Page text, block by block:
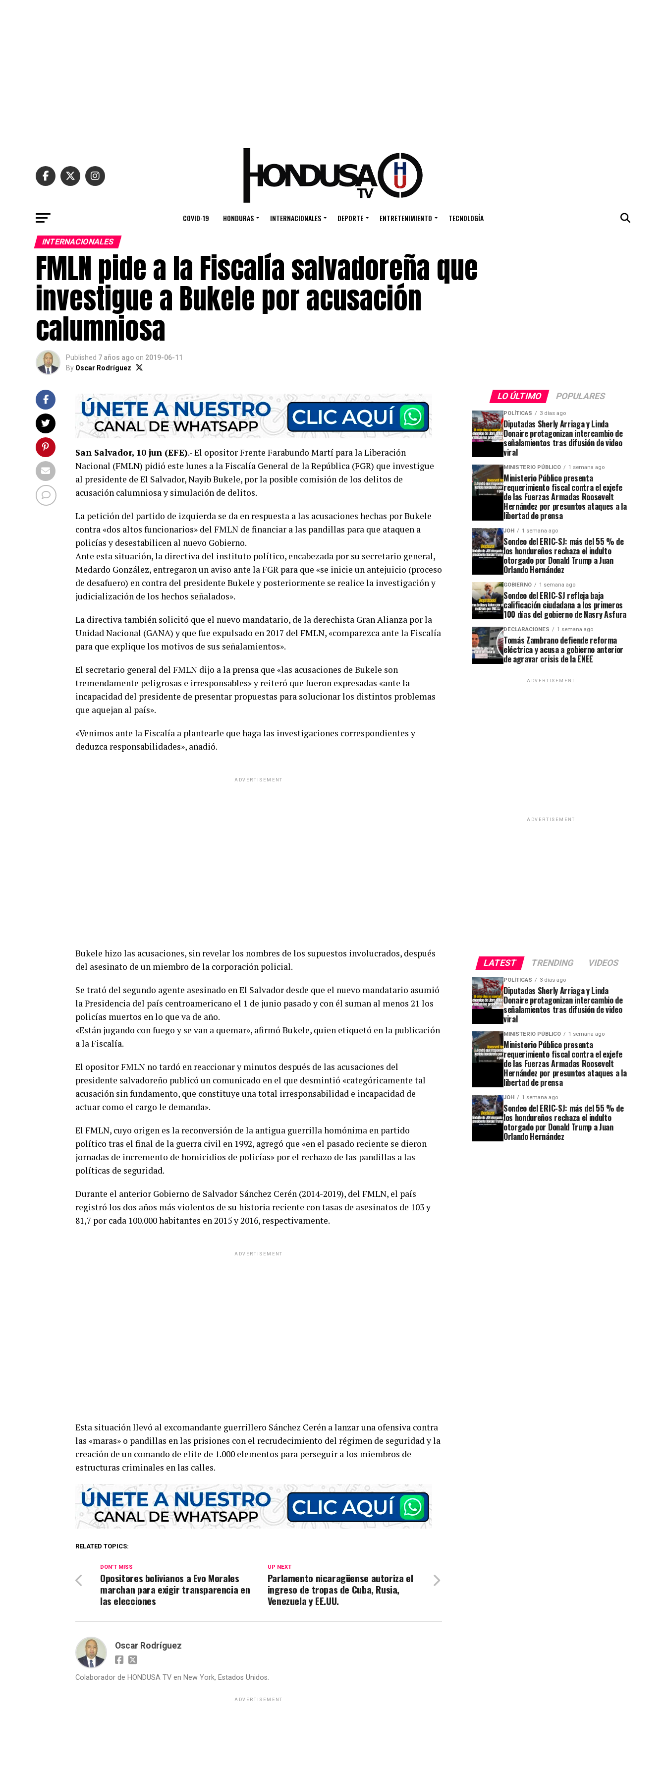
COVID-19 HONDURAS INTERNACIONALES DEPORTE ENTRETENIMIENTO TECNOLOGÍA
INTERNACIONALES
FMLN pide a la Fiscalía salvadoreña que
investigue a Bukele por acusación
calumniosa
Published 7 años ago on 2019-06-11
By Oscar Rodríguez
San Salvador, 10 jun (EFE).- El opositor Frente Farabundo Martí para la Liberación
Nacional (FMLN) pidió este lunes a la Fiscalía General de la República (FGR) que investigue
al presidente de El Salvador, Nayib Bukele, por la posible comisión de los delitos de
acusación calumniosa y simulación de delitos.
La petición del partido de izquierda se da en respuesta a las acusaciones hechas por Bukele
contra «dos altos funcionarios» del FMLN de financiar a las pandillas para que ataquen a
policías y desestabilicen al nuevo Gobierno.
Ante esta situación, la directiva del instituto político, encabezada por su secretario general,
Medardo González, entregaron un aviso ante la FGR para que «se inicie un antejuicio (proceso
de desafuero) en contra del presidente Bukele y posteriormente se realice la investigación y
judicialización de los hechos señalados».
La directiva también solicitó que el nuevo mandatario, de la derechista Gran Alianza por la
Unidad Nacional (GANA) y que fue expulsado en 2017 del FMLN, «comparezca ante la Fiscalía
para que explique los motivos de sus señalamientos».
El secretario general del FMLN dijo a la prensa que «las acusaciones de Bukele son
tremendamente peligrosas e irresponsables» y reiteró que fueron expresadas «ante la
incapacidad del presidente de presentar propuestas para solucionar los distintos problemas
que aquejan al país».
«Venimos ante la Fiscalía a plantearle que haga las investigaciones correspondientes y
deduzca responsabilidades», añadió.
ADVERTISEMENT
Bukele hizo las acusaciones, sin revelar los nombres de los supuestos involucrados, después
del asesinato de un miembro de la corporación policial.
Se trató del segundo agente asesinado en El Salvador desde que el nuevo mandatario asumió
la Presidencia del país centroamericano el 1 de junio pasado y con él suman al menos 21 los
policías muertos en lo que va de año.
«Están jugando con fuego y se van a quemar», afirmó Bukele, quien etiquetó en la publicación
a la Fiscalía.
El opositor FMLN no tardó en reaccionar y minutos después de las acusaciones del
presidente salvadoreño publicó un comunicado en el que desmintió «categóricamente tal
acusación sin fundamento, que constituye una total irresponsabilidad e incapacidad de
actuar como el cargo le demanda».
El FMLN, cuyo origen es la reconversión de la antigua guerrilla homónima en partido
político tras el final de la guerra civil en 1992, agregó que «en el pasado reciente se dieron
jornadas de incremento de homicidios de policías» por el rechazo de las pandillas a las
políticas de seguridad.
Durante el anterior Gobierno de Salvador Sánchez Cerén (2014-2019), del FMLN, el país
registró los dos años más violentos de su historia reciente con tasas de asesinatos de 103 y
81,7 por cada 100.000 habitantes en 2015 y 2016, respectivamente.
ADVERTISEMENT
Esta situación llevó al excomandante guerrillero Sánchez Cerén a lanzar una ofensiva contra
las «maras» o pandillas en las prisiones con el recrudecimiento del régimen de seguridad y la
creación de un comando de elite de 1.000 elementos para perseguir a los miembros de
estructuras criminales en las calles.
RELATED TOPICS:
UP NEXT
Parlamento nicaragüense autoriza el
ingreso de tropas de Cuba, Rusia,
Venezuela y EE.UU.
DON'T MISS
Opositores bolivianos a Evo Morales
marchan para exigir transparencia en
las elecciones
Oscar Rodríguez
Colaborador de HONDUSA TV en New York, Estados Unidos.
ADVERTISEMENT
LO ÚLTIMO POPULARES
POLÍTICAS 3 días ago
Diputadas Sherly Arriaga y Linda
Donaire protagonizan intercambio de
señalamientos tras difusión de video
viral
MINISTERIO PÚBLICO 1 semana ago
Ministerio Público presenta
requerimiento fiscal contra el exjefe
de las Fuerzas Armadas Roosevelt
Hernández por presuntos ataques a la
libertad de prensa
JOH 1 semana ago
Sondeo del ERIC-SJ: más del 55 % de
los hondureños rechaza el indulto
otorgado por Donald Trump a Juan
Orlando Hernández
GOBIERNO 1 semana ago
Sondeo del ERIC-SJ refleja baja
calificación ciudadana a los primeros
100 días del gobierno de Nasry Asfura
DECLARACIONES 1 semana ago
Tomás Zambrano defiende reforma
eléctrica y acusa a gobierno anterior
de agravar crisis de la ENEE
ADVERTISEMENT
ADVERTISEMENT
LATEST TRENDING VIDEOS
POLÍTICAS 3 días ago
Diputadas Sherly Arriaga y Linda
Donaire protagonizan intercambio de
señalamientos tras difusión de video
viral
MINISTERIO PÚBLICO 1 semana ago
Ministerio Público presenta
requerimiento fiscal contra el exjefe
de las Fuerzas Armadas Roosevelt
Hernández por presuntos ataques a la
libertad de prensa
JOH 1 semana ago
Sondeo del ERIC-SJ: más del 55 % de
los hondureños rechaza el indulto
otorgado por Donald Trump a Juan
Orlando Hernández